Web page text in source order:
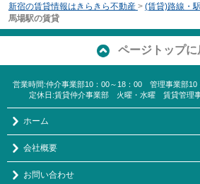
新宿の賃貸情報はきらきら不動産 > (賃貸)路線・
馬場駅の賃貸
ページトップに
営業時間:仲介事業部10：00～18：00 管理事業部
定休日:賃貸仲介事業部 火曜・水曜 賃貸管理
ホーム
会社概要
お問い合わせ